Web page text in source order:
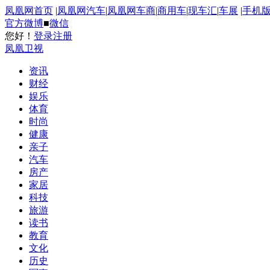
凤凰网首页 |凤凰网汽车|凤凰网车商|商用车|现车汇|车展 |手机版
官方微博■微信
您好！ 登录注册
凤凰卫视
资讯
财经
娱乐
体育
时尚
健康
亲子
汽车
房产
家居
科技
旅游
读书
教育
文化
历史